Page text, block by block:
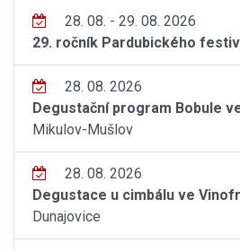
28. 08. - 29. 08. 2026
29. ročník Pardubického
28. 08. 2026
Degustační program Bobule
Mikulov-Mušlov
28. 08. 2026
Degustace u cimbálu ve
Dunajovice